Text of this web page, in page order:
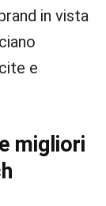
in vista
e
migliori